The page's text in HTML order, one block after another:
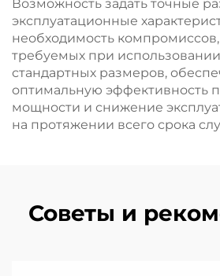
Возможность задать точные
эксплуатационные
необходимость
требуемых при
стандартных размеров,
оптимальную эффективность
мощности и снижение
на протяжении всего срока
Советы и